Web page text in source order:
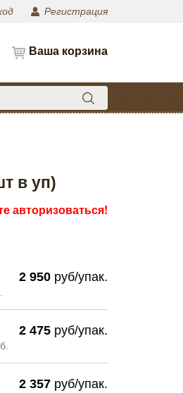
Регистрация
Ваша корзина
в уп)
авторизоваться!
2 950 руб/упак.
2 475 руб/упак.
2 357 руб/упак.